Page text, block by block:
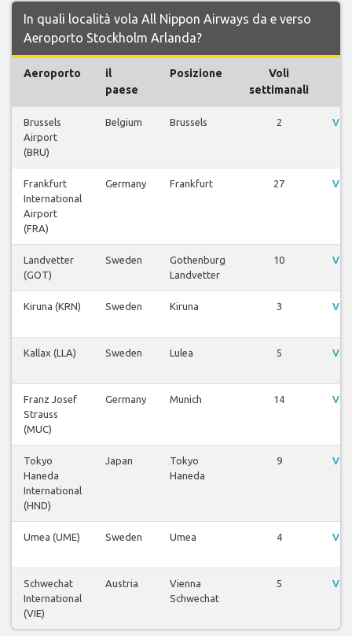
In quali località vola All Nippon Airways da e verso
Aeroporto Stockholm Arlanda?
Aeroporto
il
paese
Posizione
Voli
settimanali
Brussels
Airport
(BRU)
Belgium Brussels 2
Frankfurt
International
Airport
(FRA)
Germany Frankfurt 27
Landvetter
(GOT)
Sweden
Gothenburg
Landvetter
10
Kiruna (KRN) Sweden Kiruna 3
Kallax (LLA) Sweden Lulea 5
Franz Josef
Strauss
(MUC)
Germany Munich 14
Tokyo
Haneda
International
(HND)
Japan
Tokyo
Haneda
9
Umea (UME) Sweden Umea 4
Schwechat
International
(VIE)
Austria
Vienna
Schwechat
5